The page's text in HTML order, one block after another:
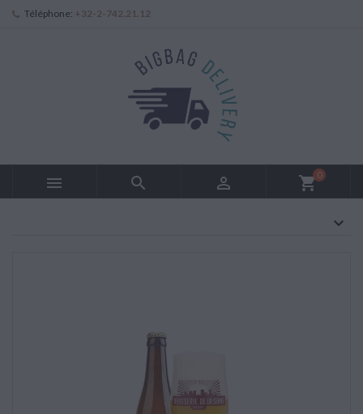
Téléphone: +32-2-742.21.12
   shopping_cart0